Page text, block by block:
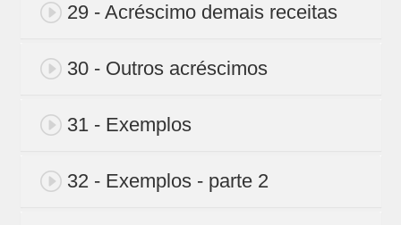
29 - Acréscimo demais receitas
30 - Outros acréscimos
31 - Exemplos
32 - Exemplos - parte 2